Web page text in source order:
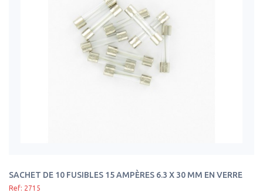
SACHET DE 10 FUSIBLES 15 AMPÈRES 6.3 X 30 MM EN VERRE
Ref: 2715